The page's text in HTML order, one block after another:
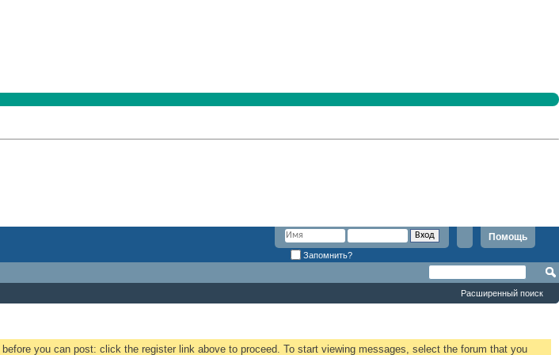
Помощь
Запомнить?
Расширенный поиск
before you can post: click the register link above to proceed. To start viewing messages, select the forum that you